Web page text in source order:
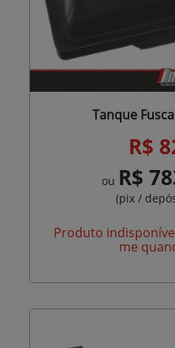
Tanque
R$
ou R$
(pix /
Produto
me